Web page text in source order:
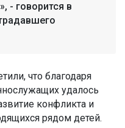
- говорится в
что благодаря
удалось
конфликта и
рядом детей.